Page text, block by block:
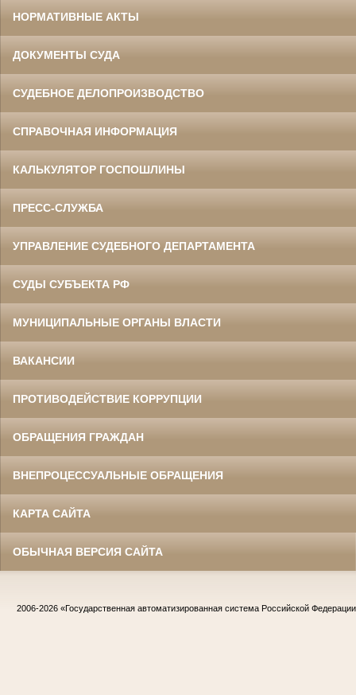
НОРМАТИВНЫЕ АКТЫ
ДОКУМЕНТЫ СУДА
СУДЕБНОЕ ДЕЛОПРОИЗВОДСТВО
СПРАВОЧНАЯ ИНФОРМАЦИЯ
КАЛЬКУЛЯТОР ГОСПОШЛИНЫ
ПРЕСС-СЛУЖБА
УПРАВЛЕНИЕ СУДЕБНОГО ДЕПАРТАМЕНТА
СУДЫ СУБЪЕКТА РФ
МУНИЦИПАЛЬНЫЕ ОРГАНЫ ВЛАСТИ
ВАКАНСИИ
ПРОТИВОДЕЙСТВИЕ КОРРУПЦИИ
ОБРАЩЕНИЯ ГРАЖДАН
ВНЕПРОЦЕССУАЛЬНЫЕ ОБРАЩЕНИЯ
КАРТА САЙТА
ОБЫЧНАЯ ВЕРСИЯ САЙТА
2006-2026 «Государственная автоматизированная система Российской